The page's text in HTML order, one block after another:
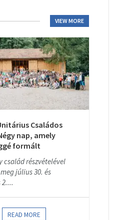
VIEW MORE
Családos
nap, amely
formált
család részvételével
július 30. és
READ MORE